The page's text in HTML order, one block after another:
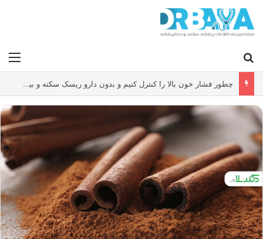
چطور فشار خون بالا را کنترل کنیم و بدون دارو ریسک سکته و بیماری قلبی را کاهش دهیم؟